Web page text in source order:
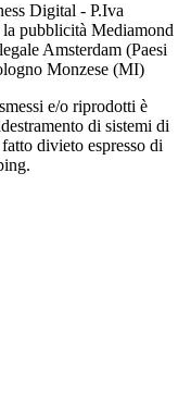
Digital - P.Iva
pubblicità Mediamond
Amsterdam (Paesi
Monzese (MI)
e/o riprodotti è
di sistemi di
divieto espresso di